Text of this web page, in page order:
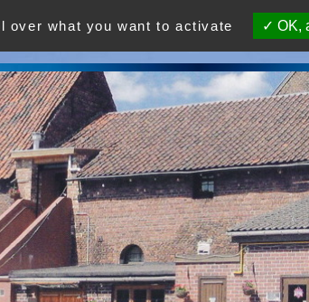
est un centre d'agrément social et
over what you want to activate OK,